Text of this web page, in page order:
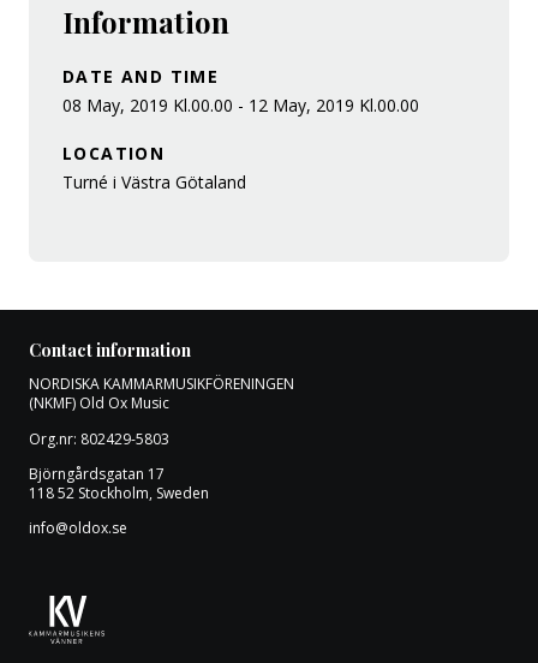
Information
DATE AND TIME
08 May, 2019 Kl.00.00 - 12 May, 2019 Kl.00.00
LOCATION
Turné i Västra Götaland
Contact information
NORDISKA KAMMARMUSIKFÖRENINGEN
(NKMF) Old Ox Music
Org.nr: 802429-5803
Björngårdsgatan 17
118 52 Stockholm, Sweden
info@oldox.se